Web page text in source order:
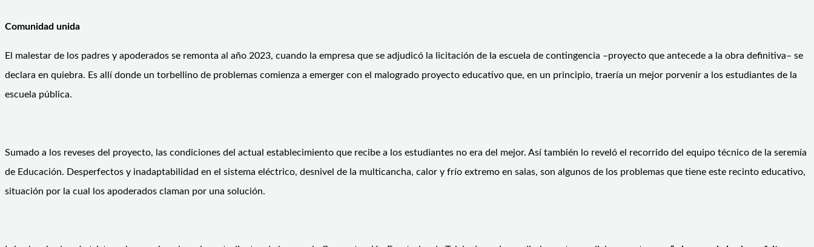
Comunidad unida
El malestar de los padres y apoderados se remonta al año 2023, cuando la empresa que se adjudicó la licitación de la escuela de contingencia –proyecto que antecede a la obra definitiva– se
declara en quiebra. Es allí donde un torbellino de problemas comienza a emerger con el malogrado proyecto educativo que, en un principio, traería un mejor porvenir a los estudiantes de la
escuela pública.
Sumado a los reveses del proyecto, las condiciones del actual establecimiento que recibe a los estudiantes no era del mejor. Así también lo reveló el recorrido del equipo técnico de la seremía
de Educación. Desperfectos y inadaptabilidad en el sistema eléctrico, desnivel de la multicancha, calor y frío extremo en salas, son algunos de los problemas que tiene este recinto educativo,
situación por la cual los apoderados claman por una solución.